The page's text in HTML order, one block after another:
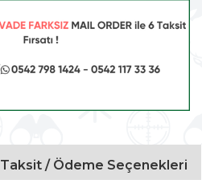
Taksit / Ödeme Seçenekleri